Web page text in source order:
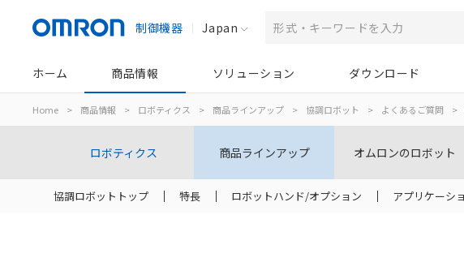
制御機器 Japan
ホーム 商品情報 ソリューション ダウンロード
Home > 商品情報 > ロボティクス > 商品ラインアップ > 協調ロボット > よくあるご質問 >
ロボティクス 商品ラインアップ オムロンのロボット
協調ロボットトップ 特長 ロボットハンド/オプション アプリケーシ